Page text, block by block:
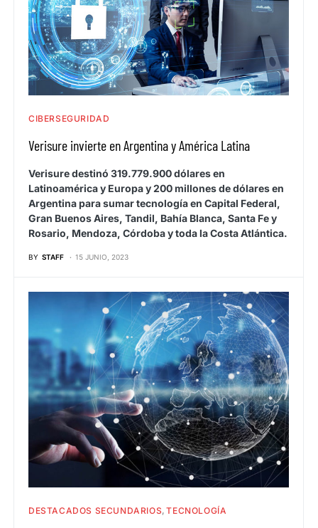
CIBERSEGURIDAD
Verisure invierte en Argentina y América Latina
Verisure destinó 319.779.900 dólares en
Latinoamérica y Europa y 200 millones de dólares en
Argentina para sumar tecnología en Capital Federal,
Gran Buenos Aires, Tandil, Bahía Blanca, Santa Fe y
Rosario, Mendoza, Córdoba y toda la Costa Atlántica.
BY STAFF 15 JUNIO, 2023
DESTACADOS SECUNDARIOS TECNOLOGÍA